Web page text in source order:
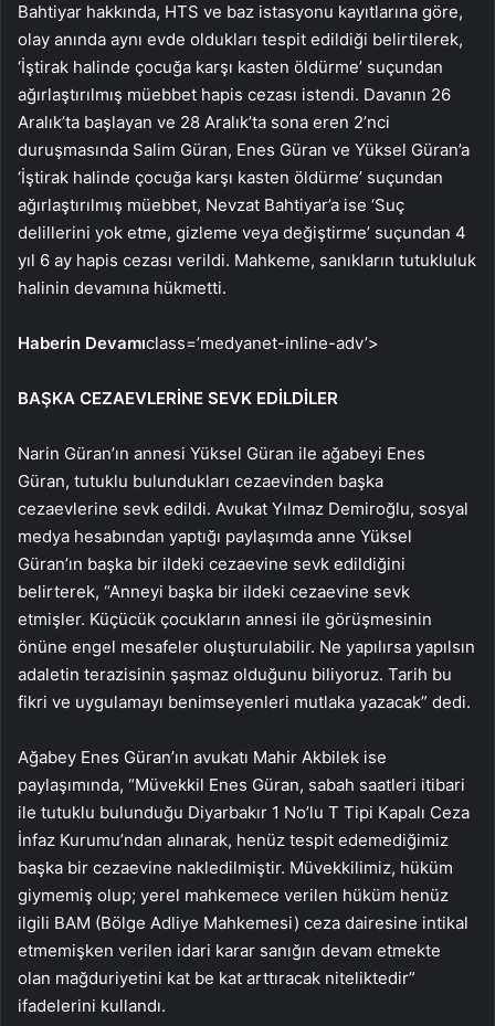
Bahtiyar hakkında, HTS ve baz istasyonu kayıtlarına göre,
olay anında aynı evde oldukları tespit edildiği belirtilerek,
‘İştirak halinde çocuğa karşı kasten öldürme’ suçundan
ağırlaştırılmış müebbet hapis cezası istendi. Davanın 26
Aralık’ta başlayan ve 28 Aralık’ta sona eren 2’nci
duruşmasında Salim Güran, Enes Güran ve Yüksel Güran’a
‘İştirak halinde çocuğa karşı kasten öldürme’ suçundan
ağırlaştırılmış müebbet, Nevzat Bahtiyar’a ise ‘Suç
delillerini yok etme, gizleme veya değiştirme’ suçundan 4
yıl 6 ay hapis cezası verildi. Mahkeme, sanıkların tutukluluk
halinin devamına hükmetti.
Haberin Devamıclass=’medyanet-inline-adv’>
BAŞKA CEZAEVLERİNE SEVK EDİLDİLER
Narin Güran’ın annesi Yüksel Güran ile ağabeyi Enes
Güran, tutuklu bulundukları cezaevinden başka
cezaevlerine sevk edildi. Avukat Yılmaz Demiroğlu, sosyal
medya hesabından yaptığı paylaşımda anne Yüksel
Güran’ın başka bir ildeki cezaevine sevk edildiğini
belirterek, “Anneyi başka bir ildeki cezaevine sevk
etmişler. Küçücük çocukların annesi ile görüşmesinin
önüne engel mesafeler oluşturulabilir. Ne yapılırsa yapılsın
adaletin terazisinin şaşmaz olduğunu biliyoruz. Tarih bu
fikri ve uygulamayı benimseyenleri mutlaka yazacak” dedi.
Ağabey Enes Güran’ın avukatı Mahir Akbilek ise
paylaşımında, “Müvekkil Enes Güran, sabah saatleri itibari
ile tutuklu bulunduğu Diyarbakır 1 No’lu T Tipi Kapalı Ceza
İnfaz Kurumu’ndan alınarak, henüz tespit edemediğimiz
başka bir cezaevine nakledilmiştir. Müvekkilimiz, hüküm
giymemiş olup; yerel mahkemece verilen hüküm henüz
ilgili BAM (Bölge Adliye Mahkemesi) ceza dairesine intikal
etmemişken verilen idari karar sanığın devam etmekte
olan mağduriyetini kat be kat arttıracak niteliktedir”
ifadelerini kullandı.